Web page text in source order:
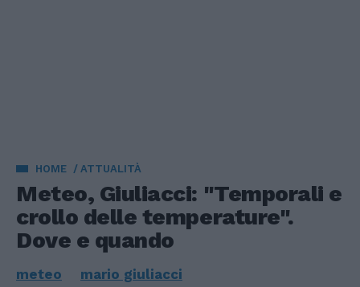
HOME ATTUALITÀ
Meteo, Giuliacci: "Temporali e
crollo delle temperature".
Dove e quando
meteo mario giuliacci